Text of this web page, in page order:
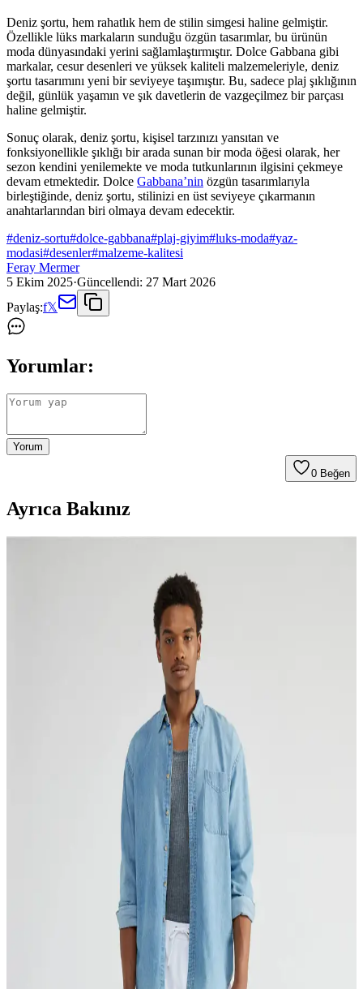
Deniz şortu, hem rahatlık hem de stilin simgesi haline gelmiştir.
Özellikle lüks markaların sunduğu özgün tasarımlar, bu ürünün
moda dünyasındaki yerini sağlamlaştırmıştır. Dolce Gabbana gibi
markalar, cesur desenleri ve yüksek kaliteli malzemeleriyle, deniz
şortu tasarımını yeni bir seviyeye taşımıştır. Bu, sadece plaj şıklığının
değil, günlük yaşamın ve şık davetlerin de vazgeçilmez bir parçası
haline gelmiştir.
Sonuç olarak, deniz şortu, kişisel tarzınızı yansıtan ve
fonksiyonellikle şıklığı bir arada sunan bir moda öğesi olarak, her
sezon kendini yenilemekte ve moda tutkunlarının ilgisini çekmeye
devam etmektedir. Dolce Gabbana’nin özgün tasarımlarıyla
birleştiğinde, deniz şortu, stilinizi en üst seviyeye çıkarmanın
anahtarlarından biri olmaya devam edecektir.
#deniz-sortu#dolce-gabbana#plaj-giyim#luks-moda#yaz-
modasi#desenler#malzeme-kalitesi
Feray Mermer
5 Ekim 2025·Güncellendi: 27 Mart 2026
Paylaş:f𝕏
Yorumlar:
Yorum
0 Beğen
Ayrıca Bakınız
Karşılaştırması ve Seçim Rehberi
Altınyılz<dı>z Classics erkek mayo şortu modellerinin özellikleri,
kullanıcı yorumları ve avantajlarıyla karşılaştırması. Hangi modelin
ihtiyaçlarınıza uygun olduğunu öğrenin.
DeFacto Erkek Çocuk Basic Düz Deniz Şortu
Z9302A623HS Yüksek Kalite ve Rahatlık Sunar
DeFacto'nun erkek çocuklar için tasarladığı düz ve canlı renkli deniz
şortu, hızlı kuruma ve rahat kesimiyle plaj ve havuz aktivitelerinde
ideal seçimdir. Günlük kullanım ve dayanıklılık sağlar.
Altınyıl<dı>z Classics Erkek Indigo Standart Fit
Mayo Deniz Şortu Özellikleri ve Kullanım İpuçları
Altınyıl<dı>z Classics erkek indigo mayo şortu, hızlı kuruma ve şık
tasarımıyla deniz ve havuz aktiviteleri için ideal. Rahat kesimi ve
kaliteli kumaşıyla yaz sezonunun vazgeçilmezi olmaya aday.
2025'te Kadınlar İçin Uzun Deniz Şortu: Konfor ve
2025'te uzun deniz şortlarıyla yazın konfor ve şıklığını yakalayın.
Doğru modeli seçmek için ipuçlarını hemen öğrenin! Hemen